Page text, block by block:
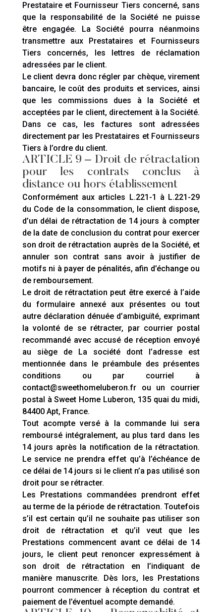
Prestataire et Fournisseur Tiers concerné, sans
que la responsabilité de la Société ne puisse
être engagée. La Société pourra néanmoins
transmettre aux Prestataires et Fournisseurs
Tiers concernés, les lettres de réclamation
adressées par le client.
Le client devra donc régler par chèque, virement
bancaire, le coût des produits et services, ainsi
que les commissions dues à la Société et
acceptées par le client, directement à la Société.
Dans ce cas, les factures sont adressées
directement par les Prestataires et Fournisseurs
Tiers à l’ordre du client.
ARTICLE 9– Droit de rétractation
pour les contrats conclus à
distance ou hors établissement
Conformément aux articles L.221-1 à L.221-29
du Code de la consommation, le client dispose,
d’un délai de rétractation de 14 jours à compter
de la date de conclusion du contrat pour exercer
son droit de rétractation auprès de la Société, et
annuler son contrat sans avoir à justifier de
motifs ni à payer de pénalités, afin d’échange ou
de remboursement.
Le droit de rétractation peut être exercé à l’aide
du formulaire annexé aux présentes ou tout
autre déclaration dénuée d’ambiguïté, exprimant
la volonté de se rétracter, par courrier postal
recommandé avec accusé de réception envoyé
au siège de La société dont l’adresse est
mentionnée dans le préambule des présentes
conditions ou par courriel à
contact@sweethomeluberon.fr ou un courrier
postal à Sweet Home Luberon, 135 quai du midi,
84400 Apt, France.
Tout acompte versé à la commande lui sera
remboursé intégralement, au plus tard dans les
14 jours après la notification de la rétractation.
Le service ne prendra effet qu’à l’échéance de
ce délai de 14 jours si le client n’a pas utilisé son
droit pour se rétracter.
Les Prestations commandées prendront effet
au terme de la période de rétractation. Toutefois
s’il est certain qu’il ne souhaite pas utiliser son
droit de rétractation et qu’il veut que les
Prestations commencent avant ce délai de 14
jours, le client peut renoncer expressément à
son droit de rétractation en l’indiquant de
manière manuscrite. Dès lors, les Prestations
pourront commencer à réception du contrat et
paiement de l’éventuel acompte demandé.